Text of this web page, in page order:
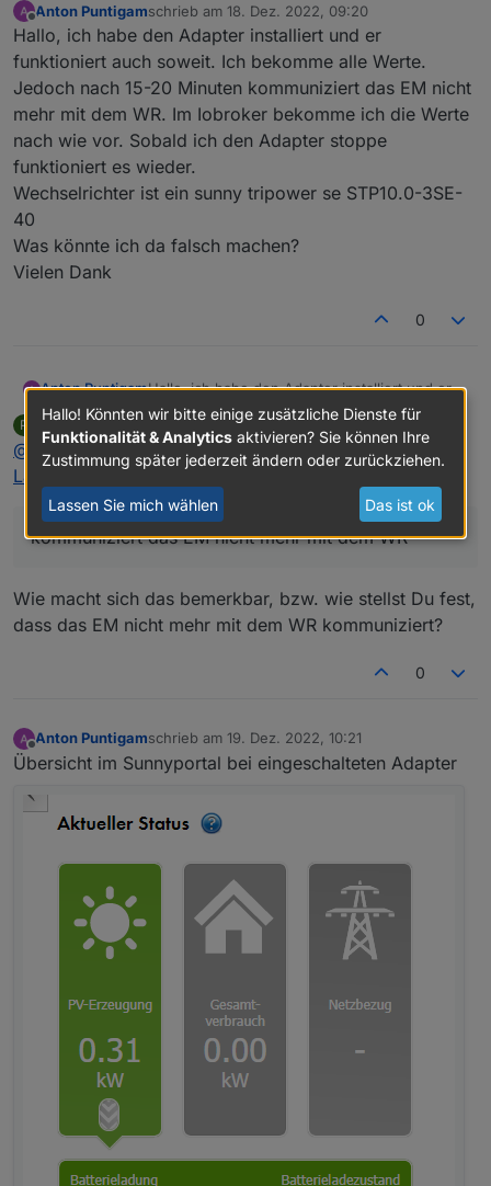
Offline
Anton Puntigamschrieb am 18. Dez. 2022, 09:20
zuletzt editiert von
Hallo, ich habe den Adapter installiert und er
funktioniert auch soweit. Ich bekomme alle Werte.
Jedoch nach 15-20 Minuten kommuniziert das EM nicht
mehr mit dem WR. Im Iobroker bekomme ich die Werte
nach wie vor. Sobald ich den Adapter stoppe
funktioniert es wieder.
Wechselrichter ist ein sunny tripower se STP10.0-3SE-
40
Was könnte ich da falsch machen?
Vielen Dank
0
Anton PuntigamHallo, ich habe den Adapter installiert und er
funktioniert auch soweit. Ich bekomme alle
Werte. Jedoch nach 15-20 Minuten
kommuniziert das EM nicht mehr mit dem WR.
Im Iobroker bekomme ich die Werte nach wie
vor. Sobald ich den Adapter stoppe
funktioniert es wieder.
Wechselrichter ist ein sunny tripower se
Vielen Dank
P
Offline
pdbjjensschrieb am 18. Dez. 2022, 15:11
zuletzt editiert von
@ anton-puntigamsaid inTest Adapter sma-em v0.6.x
Latest
kommuniziert das EM nicht mehr mit dem WR
Wie macht sich das bemerkbar, bzw. wie stellst Du fest,
dass das EM nicht mehr mit dem WR kommuniziert?
0
Offline
Anton Puntigamschrieb am 19. Dez. 2022, 10:21
zuletzt editiert von
Übersicht im Sunnyportal bei eingeschalteten Adapter
Hallo! Könnten wir bitte einige zusätzliche Dienste für
Funktionalität & Analytics aktivieren? Sie können Ihre
Zustimmung später jederzeit ändern oder zurückziehen.
Lassen Sie mich wählen Das ist ok